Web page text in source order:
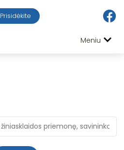
Prisidėkite
Meniu